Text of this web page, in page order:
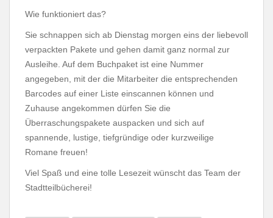
Wie funktioniert das?
Sie schnappen sich ab Dienstag morgen eins der liebevoll
verpackten Pakete und gehen damit ganz normal zur
Ausleihe. Auf dem Buchpaket ist eine Nummer
angegeben, mit der die Mitarbeiter die entsprechenden
Barcodes auf einer Liste einscannen können und
Zuhause angekommen dürfen Sie die
Überraschungspakete auspacken und sich auf
spannende, lustige, tiefgründige oder kurzweilige
Romane freuen!
Viel Spaß und eine tolle Lesezeit wünscht das Team der
Stadtteilbücherei!